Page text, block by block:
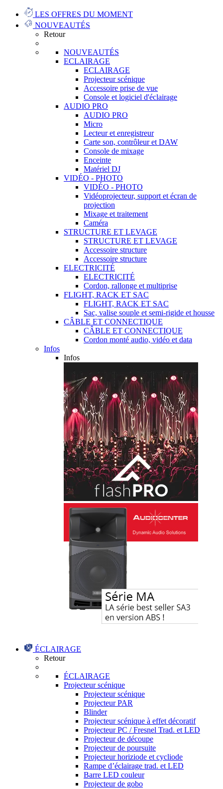
LES OFFRES DU MOMENT
NOUVEAUTÉS
Retour
NOUVEAUTÉS
ECLAIRAGE
ECLAIRAGE
Projecteur scénique
Accessoire prise de vue
Console et logiciel d'éclairage
AUDIO PRO
AUDIO PRO
Micro
Lecteur et enregistreur
Carte son, contrôleur et DAW
Console de mixage
Enceinte
Matériel DJ
VIDÉO - PHOTO
VIDÉO - PHOTO
Vidéoprojecteur, support et écran de
projection
Mixage et traitement
Caméra
STRUCTURE ET LEVAGE
STRUCTURE ET LEVAGE
Accessoire structure
Accessoire structure
ELECTRICITÉ
ELECTRICITÉ
Cordon, rallonge et multiprise
FLIGHT, RACK ET SAC
FLIGHT, RACK ET SAC
Sac, valise souple et semi-rigide et housse
CÂBLE ET CONNECTIQUE
CÂBLE ET CONNECTIQUE
Cordon monté audio, vidéo et data
Infos
Infos
ÉCLAIRAGE
Retour
ÉCLAIRAGE
Projecteur scénique
Projecteur scénique
Projecteur PAR
Blinder
Projecteur scénique à effet décoratif
Projecteur PC / Fresnel Trad. et LED
Projecteur de découpe
Projecteur de poursuite
Projecteur horiziode et cycliode
Rampe d’éclairage trad. et LED
Barre LED couleur
Projecteur de gobo